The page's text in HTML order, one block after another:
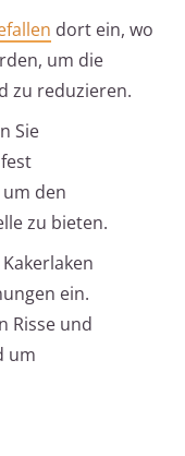
dort ein, wo
um die
zu reduzieren.
Sie
den
zu bieten.
Kakerlaken
ein.
Risse und
um